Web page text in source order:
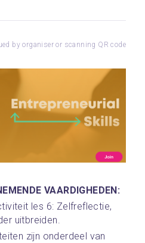
by organiser or scanning QR code
VAARDIGHEDEN:
les 6: Zelfreflectie,
uitbreiden.
zijn onderdeel van